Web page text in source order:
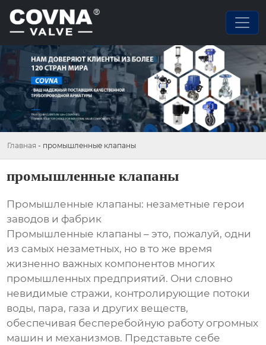
Главная - промышленные клапаны
промышленные клапаны
Промышленные клапаны: незаметные герои
заводов и фабрик
Промышленные клапаны – это, пожалуй, одни
из самых незаметных, но в то же время
жизненно важных компонентов многих
промышленных предприятий. Они словно
невидимые стражи, контролирующие потоки
воды, пара, газа и других веществ,
обеспечивая бесперебойную работу огромных
машин и механизмов. Представьте себе